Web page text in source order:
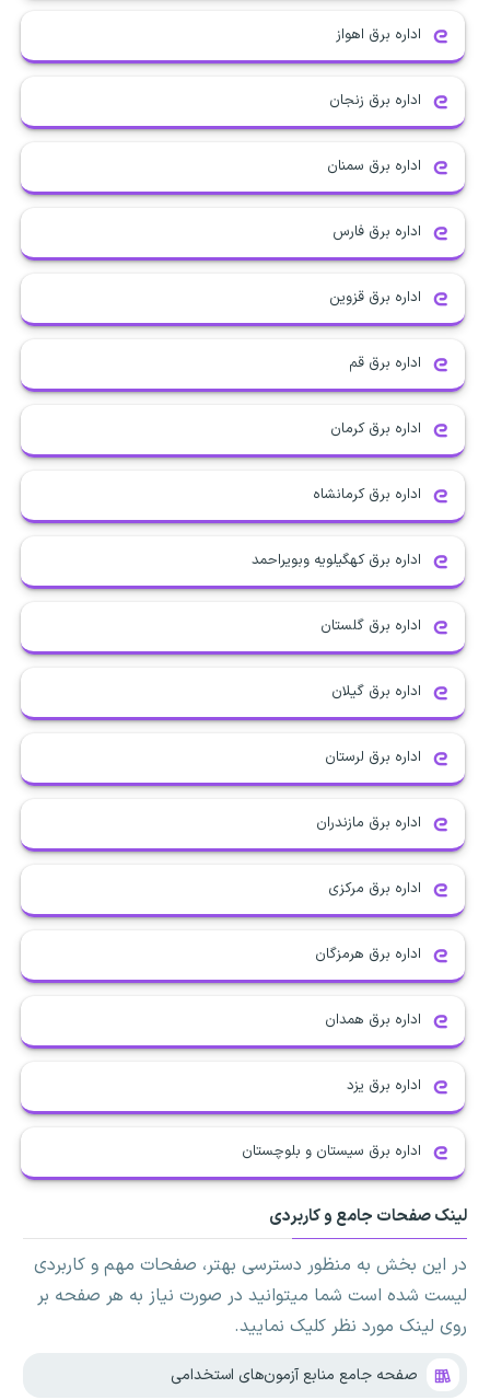
اداره برق اهواز
اداره برق زنجان
اداره برق سمنان
اداره برق فارس
اداره برق قزوین
اداره برق قم
اداره برق کرمان
اداره برق کرمانشاه
اداره برق کهگیلویه وبویراحمد
اداره برق گلستان
اداره برق گیلان
اداره برق لرستان
اداره برق مازندران
اداره برق مرکزی
اداره برق هرمزگان
اداره برق همدان
اداره برق یزد
اداره برق سیستان و بلوچستان
لینک صفحات جامع و کاربردی
در این بخش به منظور دسترسی بهتر، صفحات مهم و کاربردی
لیست شده است شما میتوانید در صورت نیاز به هر صفحه بر
روی لینک مورد نظر کلیک نمایید.
صفحه جامع منابع آزمون‌های استخدامی